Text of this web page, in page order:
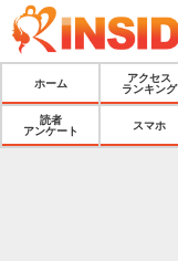
ホーム
アクセス
ランキング
読者
アンケート
スマホ